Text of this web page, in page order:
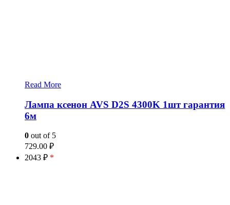
Read More
Лампа ксенон AVS D2S 4300K 1шт гарантия
6м
0 out of 5
729.00 ₽
2043 ₽ *